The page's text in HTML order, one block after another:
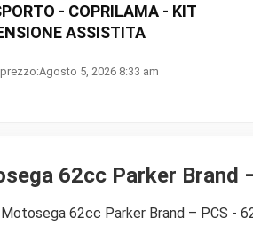
- COPRILAMA - KIT
ASSISTITA
5, 2026 8:33 am
62cc Parker Brand
62cc Parker Brand – PCS -